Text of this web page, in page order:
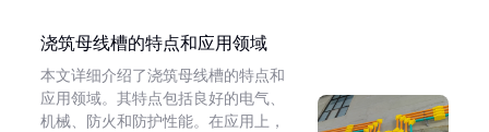
浇筑母线槽的特点和应用领域
本文详细介绍了浇筑母线槽的特点和
应用领域。其特点包括良好的电气、
机械、防火和防护性能。在应用上，